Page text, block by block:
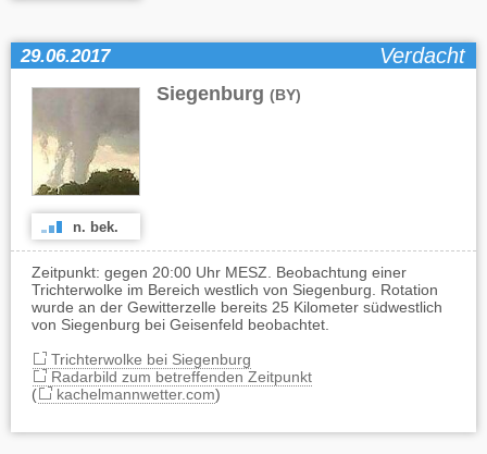
29.06.2017 Verdacht
Siegenburg (BY)
n. bek.
Zeitpunkt: gegen 20:00 Uhr MESZ. Beobachtung einer
Trichterwolke im Bereich westlich von Siegenburg. Rotation
wurde an der Gewitterzelle bereits 25 Kilometer südwestlich
von Siegenburg bei Geisenfeld beobachtet.
Trichterwolke bei Siegenburg
Radarbild zum betreffenden Zeitpunkt
(
kachelmannwetter.com)